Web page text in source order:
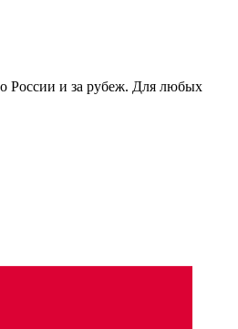
России и за рубеж. Для любых